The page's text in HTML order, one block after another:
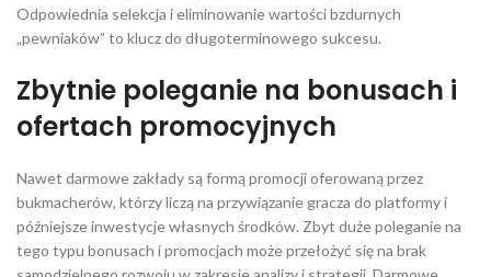
Odpowiednia selekcja i eliminowanie wartości bzdurnych
„pewniaków” to klucz do długoterminowego sukcesu.
Zbytnie poleganie na bonusach i
ofertach promocyjnych
Nawet darmowe zakłady są formą promocji oferowaną przez
bukmacherów, którzy liczą na przywiązanie gracza do platformy i
późniejsze inwestycje własnych środków. Zbyt duże poleganie na
tego typu bonusach i promocjach może przełożyć się na brak